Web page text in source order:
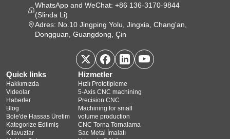
WhatsApp and WeChat: +86 136-3170-9844
(Slinda Li)
Adres: No.10 Jingping Yolu, Jingxia, Chang'an,
Dongguan, Guangdong, Çin
Quick links
Hakkımızda
Videolar
Haberler
Blog
Bole'de Hassas Üretim
Kategorize Edilmiş
Kılavuzlar
Hizmetler
Hızlı Prototipleme
5‑Axis CNC machining
Precision CNC
Machining for small
volume production
CNC Torna Tornalama
Sac Metal İmalatı